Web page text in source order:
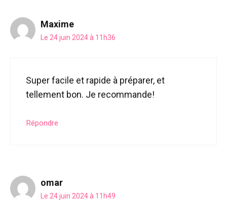
Maxime
Le 24 juin 2024 à 11h36
Super facile et rapide à préparer, et
tellement bon. Je recommande!
Répondre
omar
Le 24 juin 2024 à 11h49